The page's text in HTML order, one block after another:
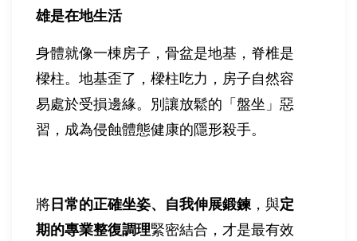
雄是在地生活
身體就像一棟房子，骨盆是地基，脊椎是
樑柱。地基歪了，樑柱吃力，房子自然容
易處於受損邊緣。別讓放鬆的「盤坐」惡
習，成為侵蝕體態健康的隱形殺手。
將日常的正確坐姿、自我伸展鍛鍊 ，與定
期的專業整復調理緊密結合，才是最有效